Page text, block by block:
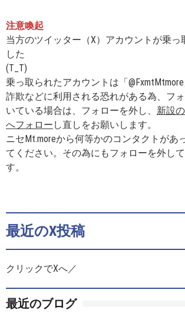
注意喚起
当方のツイッター（X）アカウントが乗っ
した
(T_T)
乗っ取られたアカウントは「@FxmtMtmore
詐欺などに利用される恐れがある為、フ
いている場合は、フォローを外し、 新設の
へフォロー し直しをお願いします。
ニセMt.moreから何等かのコンタクトがあ
てください。その為にもフォローを外し
す。
最近のX投稿
クリックでXへ／
最近のブログ